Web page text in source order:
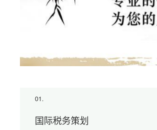
01.
国际税务策划